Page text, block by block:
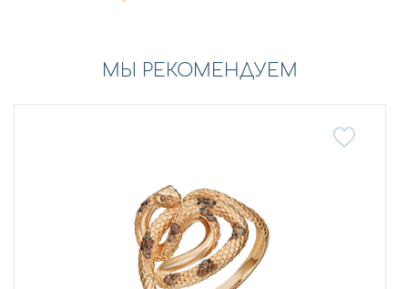
МЫ РЕКОМЕНДУЕМ